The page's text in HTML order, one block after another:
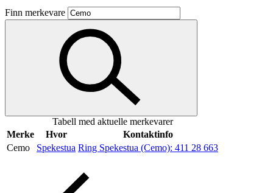
Butikker
Mat og drikke
Aktiviteter
Finn merkevare
Tabell med aktuelle merkevarer
Merke
Hvor
Kontaktinfo
Cemo
Spekestua Ring Spekestua (Cemo): 411 28 663